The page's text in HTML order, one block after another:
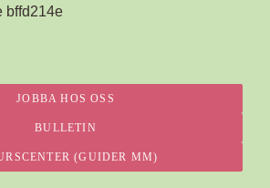
JOBBA HOS OSS
BULLETIN
(GUIDER MM)